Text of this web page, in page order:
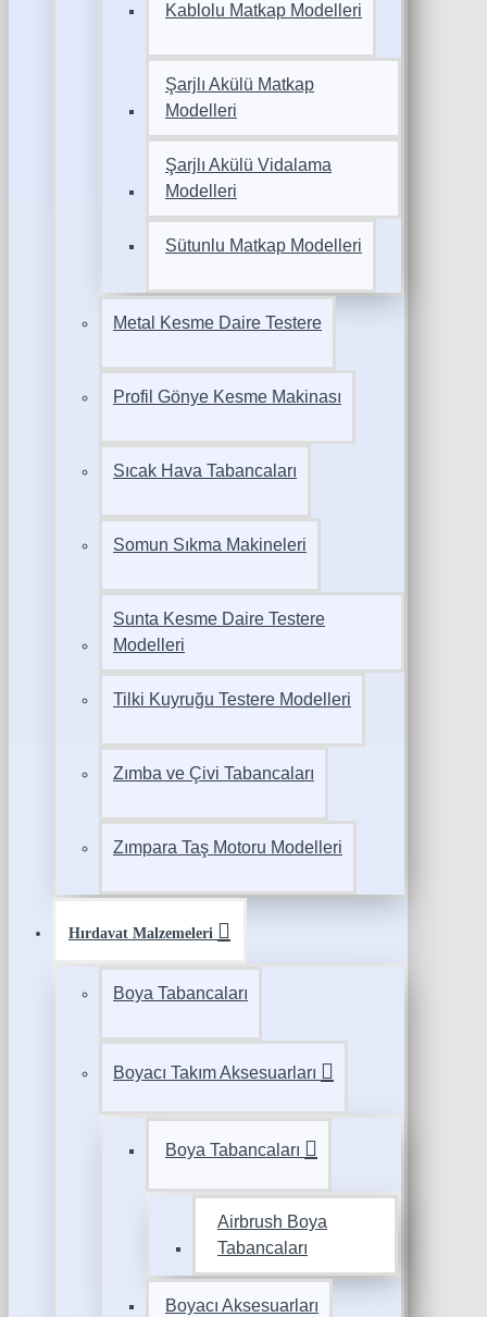
Kablolu Matkap Modelleri
Şarjlı Akülü Matkap
Modelleri
Şarjlı Akülü Vidalama
Modelleri
Sütunlu Matkap Modelleri
Metal Kesme Daire Testere
Profil Gönye Kesme Makinası
Sıcak Hava Tabancaları
Somun Sıkma Makineleri
Sunta Kesme Daire Testere
Modelleri
Tilki Kuyruğu Testere Modelleri
Zımba ve Çivi Tabancaları
Zımpara Taş Motoru Modelleri
Hırdavat Malzemeleri
Boya Tabancaları
Boyacı Takım Aksesuarları
Boya Tabancaları
Airbrush Boya
Tabancaları
Boyacı Aksesuarları